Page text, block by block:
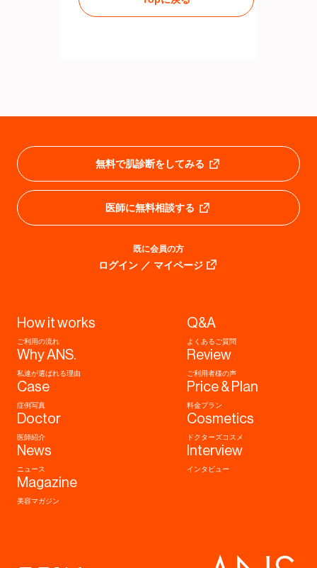
無料で肌診断をしてみる
医師に無料相談する
既に会員の方
ログイン ／ マイページ
How it works
ご利用の流れ
Q&A
よくあるご質問
Why ANS.
私達が選ばれる理由
Review
ご利用者様の声
Case
症例写真
Price & Plan
料金プラン
Doctor
医師紹介
Cosmetics
ドクターズコスメ
News
ニュース
Interview
インタビュー
Magazine
美容マガジン